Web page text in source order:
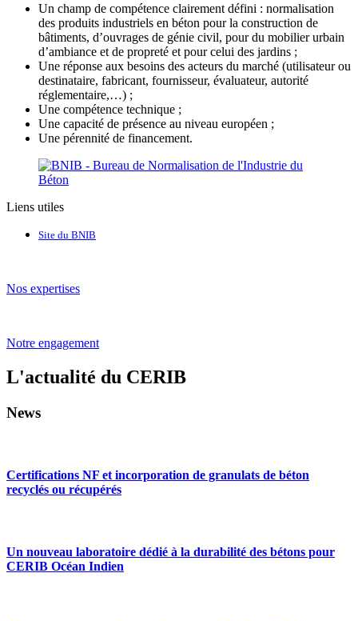
Un champ de compétence clairement défini : normalisation
des produits industriels en béton pour la construction de
bâtiments, d’ouvrages de génie civil, pour du mobilier urbain
d’ambiance et de propreté et pour celui des jardins ;
Une réponse aux besoins des acteurs du marché (utilisateur ou
destinataire, fabricant, fournisseur, évaluateur, autorité
réglementaire,…) ;
Une compétence technique ;
Une capacité de présence au niveau européen ;
Une pérennité de financement.
Liens utiles
Site du BNIB
Nos expertises
Notre engagement
L'actualité du CERIB
News
Certifications NF et incorporation de granulats de béton
recyclés ou récupérés
Un nouveau laboratoire dédié à la durabilité des bétons pour
CERIB Océan Indien